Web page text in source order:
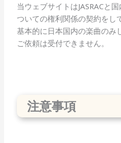
当ウェブサイトはJASRACと
ついての権利関係の契約をし
基本的に日本国内の楽曲のみ
ご依頼は受付できません。
注意事項